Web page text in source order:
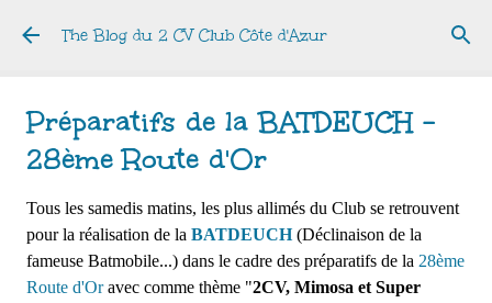
Accéder au contenu principal
The Blog du 2 CV Club Côte d'Azur
Préparatifs de la BATDEUCH -
28ème Route d'Or
Tous les samedis matins, les plus allimés du Club se retrouvent
pour la réalisation de la BATDEUCH(Déclinaison de la
fameuse Batmobile...) dans le cadre des préparatifs de la 28ème
Route d'Oravec comme thème "2CV, Mimosa et Super